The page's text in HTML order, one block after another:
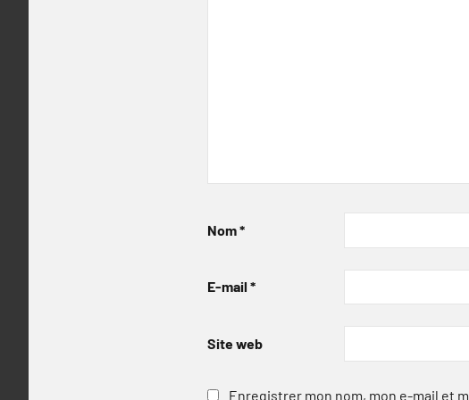
Nom*
E-mail *
Site web
Enregistrer mon nom, mon e-mail et